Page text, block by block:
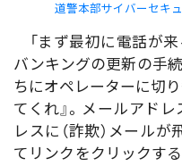
道警本部サイバーセキ
「まず最初に電話が来
バンキングの更新の手
ちにオペレーターに切
てくれ』。メールアド
レスに（詐欺）メール
てリンクをクリックす